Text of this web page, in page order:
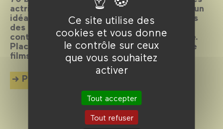
Ce site utilise des
cookies et vous donne
le contrôle sur ceux
que vous souhaitez
activer
Tout accepter
Tout refuser
actrices et acteurs qui sont l’incarnation d’un
idéal esthétique : les stars hollywoodiennes
des années 30 à 50 et les icônes
contemporaines qui entretiennent le mythe.
Place au glamour à travers une sélection de
films, forcément sublimes !
Plus d'info